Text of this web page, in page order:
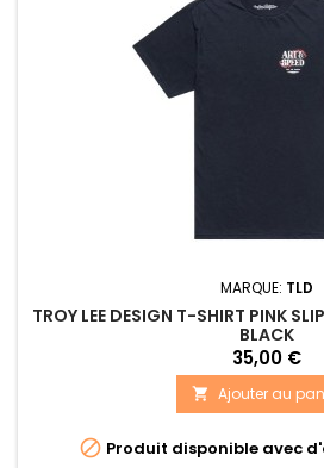
MARQUE: TLD
TROY LEE DESIGN T-SHIRT PINK
BLACK
35,00 €
 Ajouter au
 Produit disponible avec